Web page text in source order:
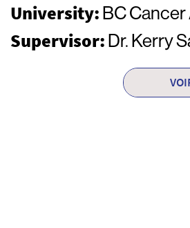
University: BC
Supervisor: Dr. Kerry